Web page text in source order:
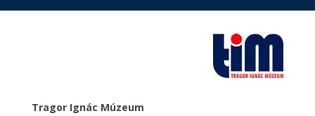
Tragor Ignác Múzeum